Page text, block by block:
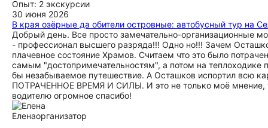
Опыт: 2 экскурсии
30 июня 2026
В края озёрные да обители островные: автобусный тур на
Добрый день. Все просто замечательно-организационные
- профессионал высшего разряда!!! Одно но!!! Зачем
плачевное состояние Храмов. Считаем что это было
самым "достопримечательностям", а потом на
бы незабываемое путешествие. А Осташков испортил
ПОТРАЧЕННОЕ ВРЕМЯ И СИЛЫ. И это не только моё мнение,
водителю огромное спасибо!
Еленаорганизатор